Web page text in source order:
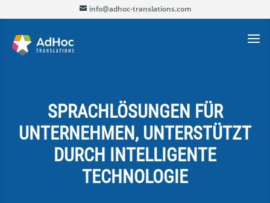
info@adhoc-translations.com
SPRACHLÖSUNGEN FÜR
UNTERNEHMEN, UNTERSTÜTZT
DURCH INTELLIGENTE
TECHNOLOGIE